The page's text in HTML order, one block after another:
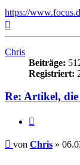
https://
Chris
Beiträge:
Registriert:
Re: Artikel, die
Beitrag
von Chris »